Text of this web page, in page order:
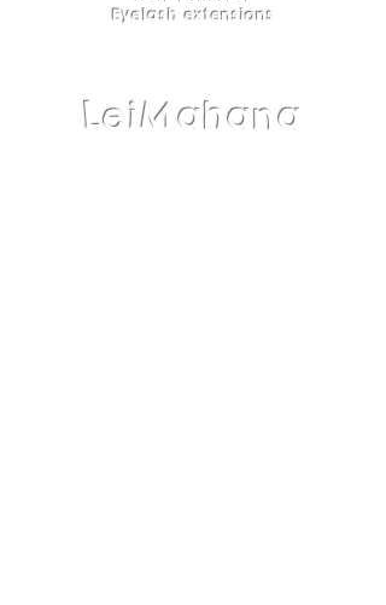
Eyelash extensions
LeiMahana